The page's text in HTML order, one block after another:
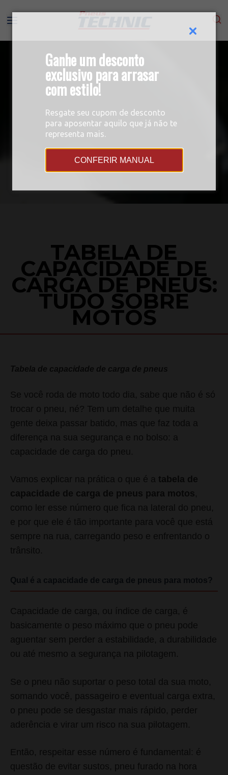
Ganhe um desconto
exclusivo para arrasar
com estilo!
Resgate seu cupom de desconto
para aposentar aquilo que já não te
representa mais.
CONFERIR MANUAL
TABELA DE
CAPACIDADE DE
CARGA DE PNEUS:
TUDO SOBRE
MOTOS
Tabela de capacidade de carga de pneus
Se você roda de moto todo dia, sabe que não é só
trocar o pneu, né? Tem um detalhe que muita
gente deixa passar batido, mas que faz toda a
diferença na sua segurança e no bolso: a
capacidade de carga do pneu.
Vamos explicar na prática o que é a tabela de
capacidade de carga de pneus para motos,
como ler esse número que fica na lateral do pneu,
e por que ele é tão importante para você que está
sempre na rua, carregando peso e enfrentando o
trânsito.
Qual é a capacidade de carga de pneus para motos?
Capacidade de carga, ou índice de carga, é
basicamente o peso máximo que o pneu pode
aguentar sem perder a estabilidade, a durabilidade
ou até mesmo a segurança na pilotagem.
Se o pneu não suportar o peso total da sua moto,
somando você, passageiro e eventual carga extra,
o pneu pode se desgastar mais rápido, perder
aderência e virar um risco na sua pilotagem.
Então, respeitar esse número é fundamental: é
questão de evitar sustos, pneu furado na hora